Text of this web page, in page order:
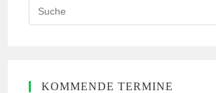
this
KOMMENDE TERMINE